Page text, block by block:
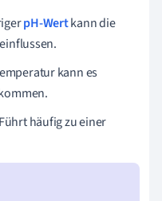
pH-Wertkann die
kann es
Führt häufig zu einer